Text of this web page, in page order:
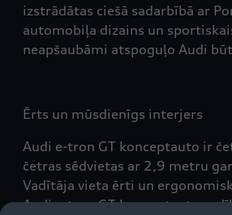
izstrādātas ciešā sadarbībā ar
automobiļa dizains un
neapšaubāmi atspoguļo Audi
Ērts un mūsdienīgs interjers
Audi e-tron GT konceptauto ir
četras sēdvietas ar 2,9 metru
Vadītāja vieta ērti un
Audi e-tron GT konceptauto